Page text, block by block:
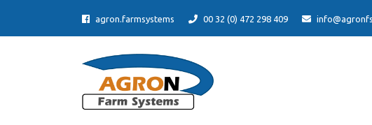
agron.farmsystems 00 32 (0) 472 298 409